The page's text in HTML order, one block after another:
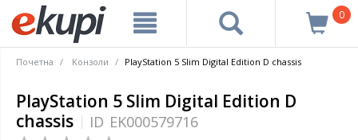
0
Почетна Kонзоли PlayStation 5 Slim Digital Edition D chassis
PlayStation 5 Slim Digital Edition D
chassis
ID EK000579716